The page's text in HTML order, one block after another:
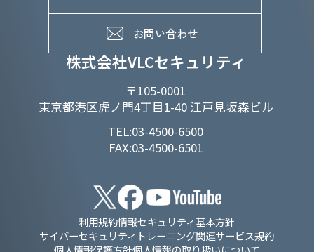
株式会社VLCセキュリティ
〒105-0001
東京都港区虎ノ門4丁目1-40 江戸見坂森ビル
TEL:03-4500-6500
FAX:03-4500-6501
メンバーインタビュー
お問い合わせ
利用規約情報セキュリティ基本方針
サイバーセキュリティトレーニング関連サービス規約